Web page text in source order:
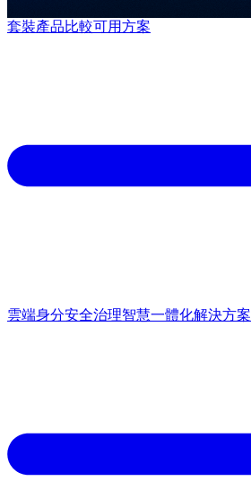
套裝產品比較可用方案
雲端身分安全治理智慧一體化解決方案